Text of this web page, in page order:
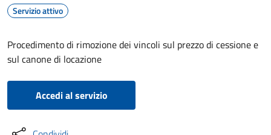
Servizio attivo
Procedimento di rimozione dei vincoli sul prezzo di cessione e
sul canone di locazione
Accedi al servizio